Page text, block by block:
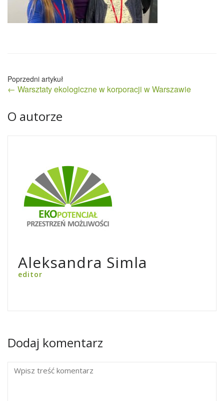
Nawigacja
wpisu
← Warsztaty ekologiczne w korporacji w Warszawie
O autorze
Aleksandra Simla
editor
Dodaj komentarz